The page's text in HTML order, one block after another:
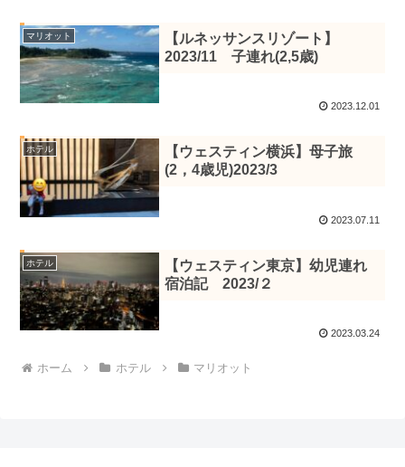
マリオット
【ルネッサンスリゾート】
2023/11 子連れ(2,5歳)
2023.12.01
ホテル
【ウェスティン横浜】母子旅
(2，4歳児)2023/3
2023.07.11
ホテル
【ウェスティン東京】幼児連れ
宿泊記 2023/２
2023.03.24
ホーム ホテル マリオット